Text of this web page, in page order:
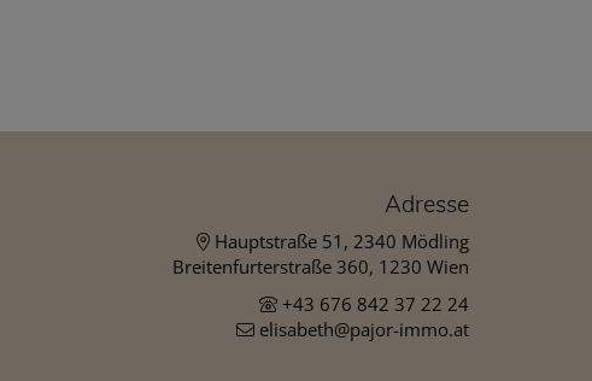
Adresse
Hauptstraße 51, 2340 Mödling
Breitenfurterstraße 360, 1230 Wien
+43 676 842 37 22 24
elisabeth@pajor-immo.at